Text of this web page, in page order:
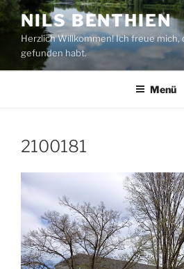
Zum
Inhalt
springen
NILS BENTHIEN
Herzlich Willkommen! Ich freue mich,
gefunden habt.
Menü
2100181